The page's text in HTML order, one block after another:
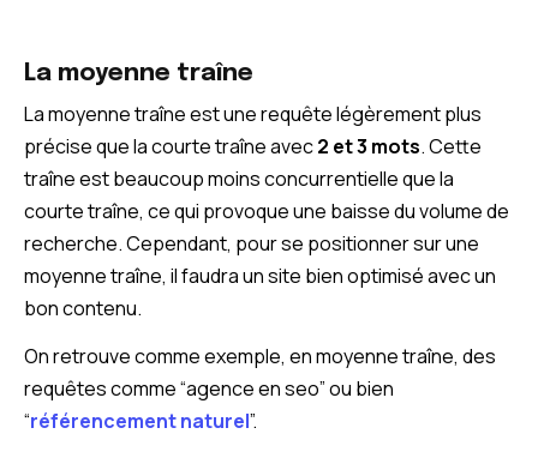
La moyenne traîne
La moyenne traîne est une requête légèrement plus
précise que la courte traîne avec2 et 3 mots. Cette
traîne est beaucoup moins concurrentielle que la
courte traîne, ce qui provoque une baisse du volume de
recherche. Cependant, pour se positionner sur une
moyenne traîne, il faudra un site bien optimisé avec un
bon contenu.
On retrouve comme exemple, en moyenne traîne, des
requêtes comme “agence en seo” ou bien
“référencement naturel”.